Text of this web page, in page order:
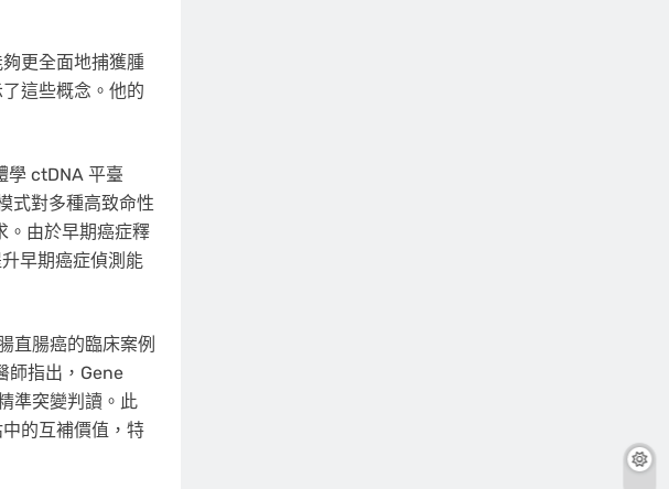
更全面地捕獲腫
這些概念。他的
學 ctDNA 平臺
式對多種高致命性
。由於早期癌症釋
早期癌症偵測能
直腸癌的臨床案例
師指出，Gene
準突變判讀。此
的互補價值，特